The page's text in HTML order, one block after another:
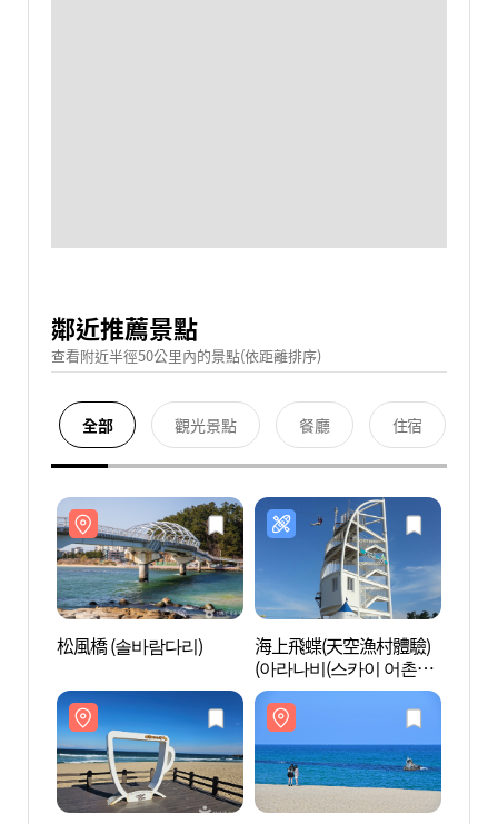
鄰近推薦景點
查看附近半徑50公里內的景點(依距離排序)
全部 觀光景點 餐廳 住宿
松風橋 (솔바람다리)
海上飛蝶(天空漁村體驗)
(아라나비(스카이 어촌체
험))